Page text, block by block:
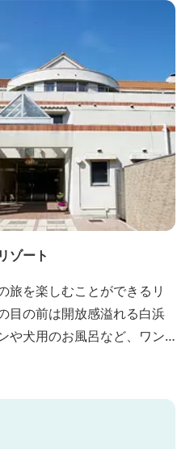
ゾート
旅を楽しむことができるリ
目の前は開放感溢れる白浜
や犬用のお風呂など、ワン
くさん。